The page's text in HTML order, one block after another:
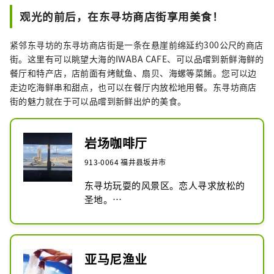
导游提供的信息也很有趣，很受欢迎。
“波浪岩”是一系列形状像从海岸拍来
的汹涌海浪的岩石。“蜜巢岩”从船上
抬头看就像一个大蜂窝。有许多景点，
例如壮观的柱状节理悬崖峭壁、代表东
寻坊的“大池”，以及只有在船上才能
看到的、看起来像一只伸出爪子坐着的
雄狮的秘密地点“狮子岩”。
观光的前后，在东寻坊商店街享用美食！
紧邻东寻坊的东寻坊商店街是一条在悬崖前绵延约300公尺的商店
街。这里有可以眺望大海的IWABA CAFE、可以品嚐到新鲜海鲜的
餐厅和特产店，店前面有烤鱿鱼、扇贝、海螺等菜餚。您可以边
走边吃海鲜串和甜点，也可以在餐厅内放松地用餐。东寻坊商店
街的魅力就在于可以品嚐到新鲜出炉的美食。
岩场咖啡厅
913-0064 福井县坂井市
东寻坊玩耍的风景区。恋人寻求放松的
圣地。
最近的一家现代咖啡馆。宽敞的内部设
赏日本海的日落景色非常壮观。
亚马尼渔业